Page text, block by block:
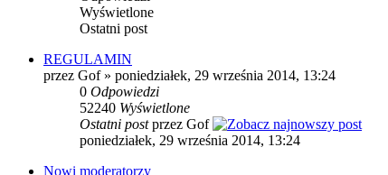
Wyświetlone
Ostatni post
REGULAMIN
przez Gof » poniedziałek, 29 września 2014, 13:24
0 Odpowiedzi
52240 Wyświetlone
Ostatni postprzez Gof
poniedziałek, 29 września 2014, 13:24
Nowi moderatorzy